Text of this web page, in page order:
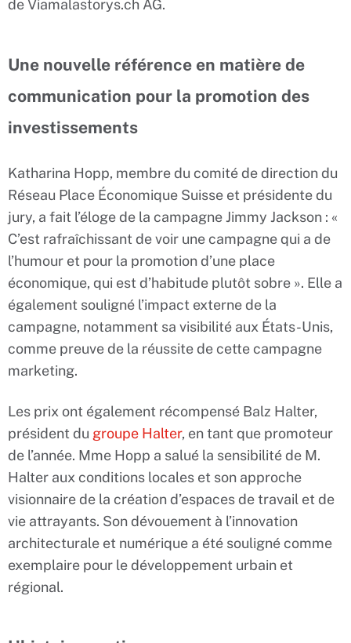
de Viamalastorys.ch AG.
Une nouvelle référence en matière de
communication pour la promotion des
investissements
Katharina Hopp, membre du comité de direction du
Réseau Place Économique Suisse et présidente du
jury, a fait l’éloge de la campagne Jimmy Jackson : «
C’est rafraîchissant de voir une campagne qui a de
l’humour et pour la promotion d’une place
économique, qui est d’habitude plutôt sobre ». Elle a
également souligné l’impact externe de la
campagne, notamment sa visibilité aux États-Unis,
comme preuve de la réussite de cette campagne
marketing.
Les prix ont également récompensé Balz Halter,
président du groupe Halter, en tant que promoteur
de l’année. Mme Hopp a salué la sensibilité de M.
Halter aux conditions locales et son approche
visionnaire de la création d’espaces de travail et de
vie attrayants. Son dévouement à l’innovation
architecturale et numérique a été souligné comme
exemplaire pour le développement urbain et
régional.